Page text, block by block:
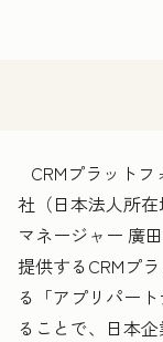
CRMプラット
社（日本法人所
マネージャー 廣
提供するCRMプ
る「アプリパー
ることで、日本